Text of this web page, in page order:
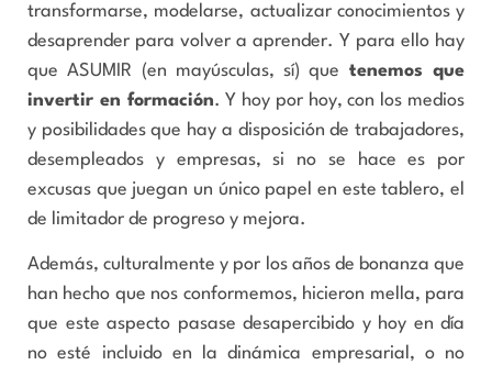
transformarse, modelarse, actualizar conocimientos y
desaprender para volver a aprender. Y para ello hay
que ASUMIR (en mayúsculas, sí) que tenemos que
invertir en formación. Y hoy por hoy, con los medios
y posibilidades que hay a disposición de trabajadores,
desempleados y empresas, si no se hace es por
excusas que juegan un único papel en este tablero, el
de limitador de progreso y mejora.
Además, culturalmente y por los años de bonanza que
han hecho que nos conformemos, hicieron mella, para
que este aspecto pasase desapercibido y hoy en día
no esté incluido en la dinámica empresarial, o no